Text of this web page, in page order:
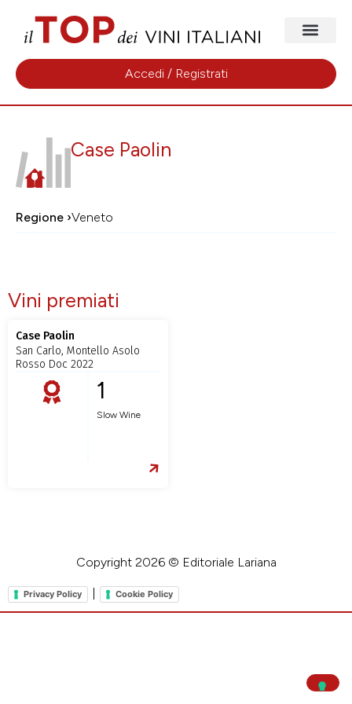
Accedi / Registrati
Case Paolin
Regione ›Veneto
Vini premiati
Case Paolin
San Carlo, Montello Asolo
Rosso Doc 2022
1
Slow Wine
Copyright 2026 © Editoriale Lariana
Privacy Policy Cookie Policy